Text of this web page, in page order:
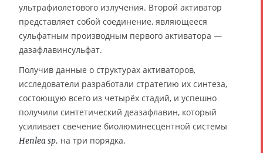
ультрафиолетового излучения. Второй активатор
представляет собой соединение, являющееся
сульфатным производным первого активатора —
дазафлавинсульфат.
Получив данные о структурах активаторов,
исследователи разработали стратегию их синтеза,
состоющую всего из четырёх стадий, и успешно
получили синтетический деазафлавин, который
усиливает свечение биолюминесцентной системы
Henlea sp. на три порядка.